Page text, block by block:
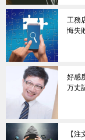
工務
悔失
好感
万丈
【